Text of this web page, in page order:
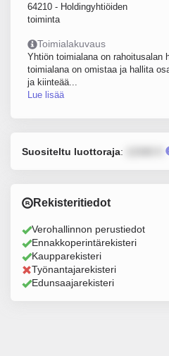
64210 - Holdingyhtiöiden
toiminta
Toimialakuvaus
Yhtiön toimialana on rahoitusalan
toimialana on omistaa ja hallita
ja kiinteää...
Lue lisää
Suositeltu luottoraja:
Rekisteritiedot
Verohallinnon perustiedot
Ennakkoperintärekisteri
Kaupparekisteri
Työnantajarekisteri
Edunsaajarekisteri